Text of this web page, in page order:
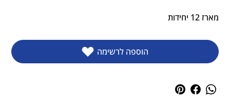
מארז 12 יחידות
הוספה לרשימה